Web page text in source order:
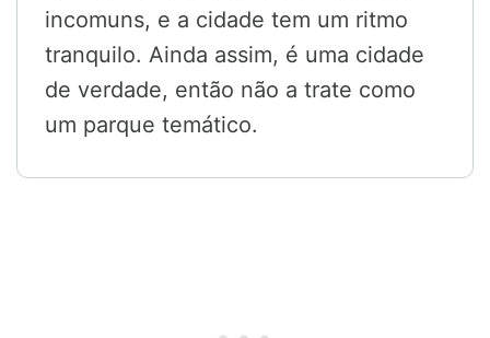
incomuns, e a cidade tem um ritmo
tranquilo. Ainda assim, é uma cidade
de verdade, então não a trate como
um parque temático.